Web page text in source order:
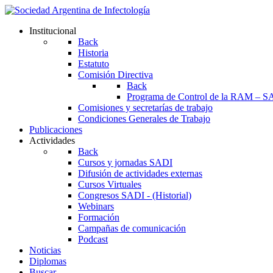
Institucional
Back
Historia
Estatuto
Comisión Directiva
Back
Programa de Control de la RAM –
Comisiones y secretarías de trabajo
Condiciones Generales de Trabajo
Publicaciones
Actividades
Back
Cursos y jornadas SADI
Difusión de actividades externas
Cursos Virtuales
Congresos SADI - (Historial)
Webinars
Formación
Campañas de comunicación
Podcast
Noticias
Diplomas